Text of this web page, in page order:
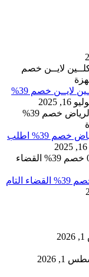
شركة تنظيف بالرياض 0556501701 كلــين لايــن خصم 39%
16, 2025
افضل شركة كشف تسربات المياه بالرياض خصم 39% اطلب
مكافحة حشرات بالرياض 055650170 خصم 39% القضاء التام
1, 2026